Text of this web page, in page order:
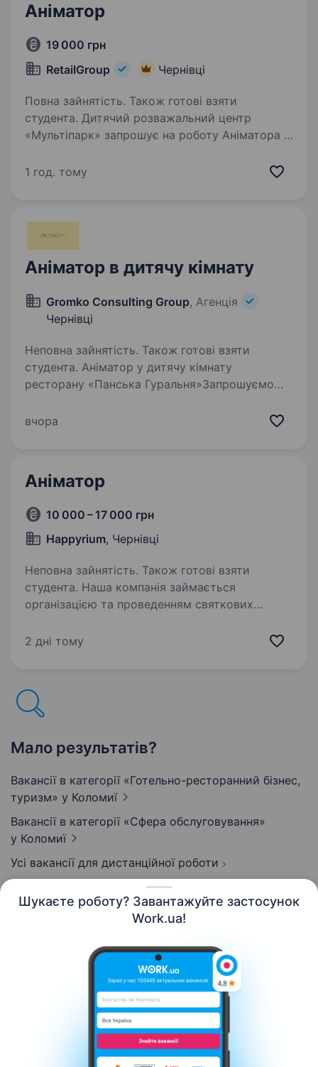
Шукаєте роботу? Завантажуйте застосунок
Work.ua!
Аніматор
19 000 грн
RetailGroup
Чернівці
Повна зайнятість. Також готові взяти
студента. Дитячий розважальний центр
«Мультіпарк» запрошує на роботу Аніматора у
енергійного та відкритого до спілкування
1 год. тому
Аніматор в дитячу кімнату
Gromko Consulting Group, Агенція
Чернівці
Неповна зайнятість. Також готові взяти
студента. Аніматор у дитячу кімнату
ресторану «Панська Гуральня»Запрошуємо
в центрі міста! Якщо ви любите дітей,
вчора
Аніматор
10 000 – 17 000 грн
Happyrium, Чернівці
Неповна зайнятість. Також готові взяти
студента. Наша компанія займається
організацією та проведенням святкових
послуги аніматорів, організовуємо тематичні
2 дні тому
Мало результатів?
Вакансії в категорії «Готельно-ресторанний бізнес,
туризм» у Коломиї
Вакансії в категорії «Сфера обслуговування»
у Коломиї
Усі вакансії для дистанційної роботи
Контакти Про нас
Кар’єра